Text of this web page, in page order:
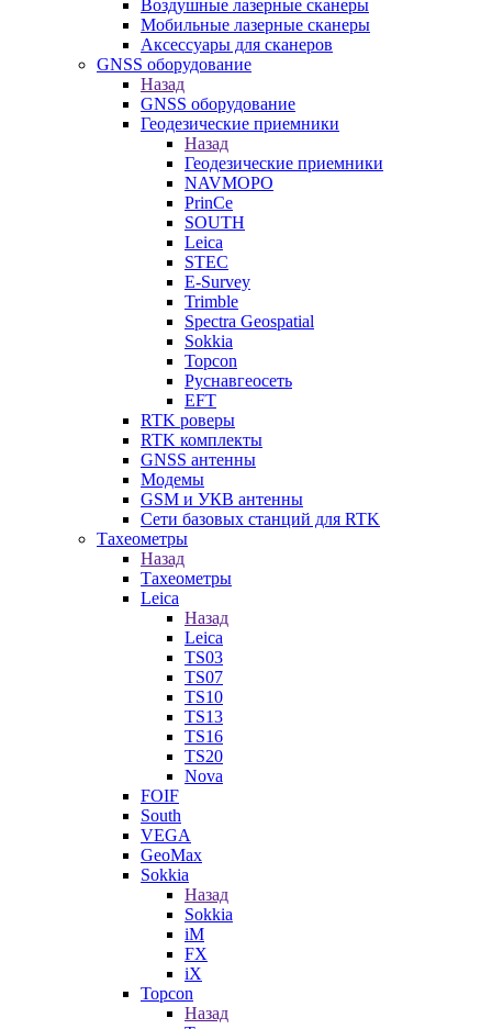
Воздушные лазерные сканеры
Мобильные лазерные сканеры
Аксессуары для сканеров
GNSS оборудование
Назад
GNSS оборудование
Геодезические приемники
Назад
Геодезические приемники
NAVMOPO
PrinCe
SOUTH
Leica
STEC
E-Survey
Trimble
Spectra Geospatial
Sokkia
Topcon
Руснавгеосеть
EFT
RTK роверы
RTK комплекты
GNSS антенны
Модемы
GSM и УКВ антенны
Сети базовых станций для RTK
Тахеометры
Назад
Тахеометры
Leica
Назад
Leica
TS03
TS07
TS10
TS13
TS16
TS20
Nova
FOIF
South
VEGA
GeoMax
Sokkia
Назад
Sokkia
iM
FX
iX
Topcon
Назад